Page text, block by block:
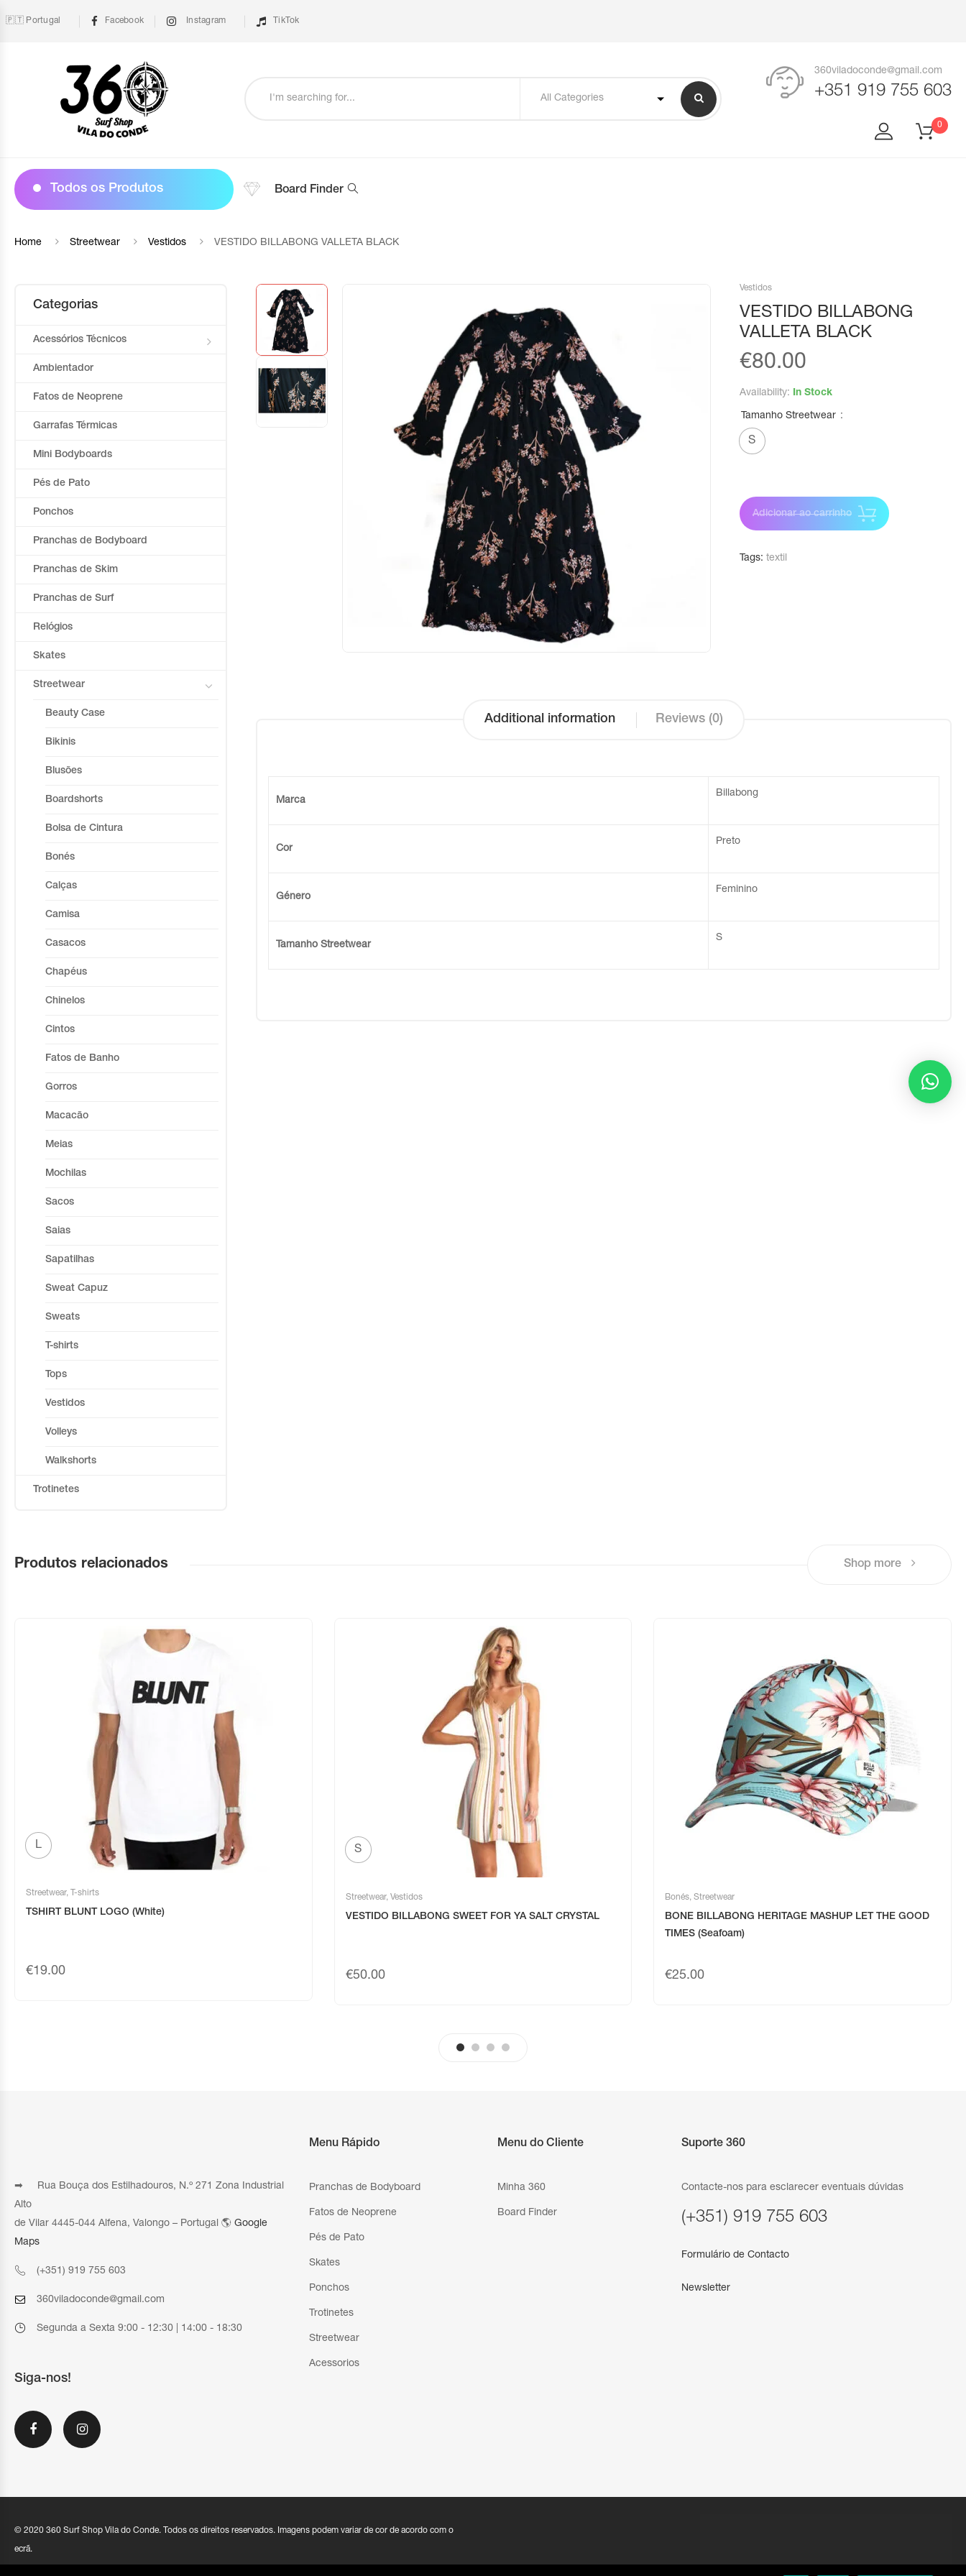
🇵🇹 Portugal Facebook Instagram TikTok
All Categories
360viladoconde@gmail.com
+351 919 755 603
0
Todos os Produtos Board Finder
Home Streetwear Vestidos VESTIDO BILLABONG VALLETA BLACK
Vestidos
VESTIDO BILLABONG
VALLETA BLACK
€80.00
Availability: In Stock
Tamanho Streetwear
S
Adicionar ao carrinho
Tags: textil
Additional information Reviews (0)
Marca
Billabong
Cor
Preto
Género
Feminino
Tamanho Streetwear
S
Categorias
Acessórios Técnicos
Ambientador
Fatos de Neoprene
Garrafas Térmicas
Mini Bodyboards
Pés de Pato
Ponchos
Pranchas de Bodyboard
Pranchas de Skim
Pranchas de Surf
Relógios
Skates
Streetwear
Beauty Case
Bikinis
Blusões
Boardshorts
Bolsa de Cintura
Bonés
Calças
Camisa
Casacos
Chapéus
Chinelos
Cintos
Fatos de Banho
Gorros
Macacão
Meias
Mochilas
Sacos
Saias
Sapatilhas
Sweat Capuz
Sweats
T-shirts
Tops
Vestidos
Volleys
Walkshorts
Trotinetes
Produtos relacionados Shop more
L
Streetwear, T-shirts
TSHIRT BLUNT LOGO (White)
€19.00
S
Streetwear, Vestidos
VESTIDO BILLABONG SWEET FOR YA SALT CRYSTAL
€50.00
Bonés,Streetwear
BONE BILLABONG HERITAGE MASHUP LET THE GOOD
TIMES (Seafoam)
€25.00
➡ Rua Bouça dos Estilhadouros, N.º 271 Zona Industrial
Alto
de Vilar 4445-044 Alfena, Valongo – Portugal 🌎 Google
Maps
(+351) 919 755 603
360viladoconde@gmail.com
Segunda a Sexta 9:00 - 12:30 | 14:00 - 18:30
Siga-nos!
Menu Rápido
Pranchas de Bodyboard
Fatos de Neoprene
Pés de Pato
Skates
Ponchos
Trotinetes
Streetwear
Acessorios
Menu do Cliente
Minha 360
Board Finder
Suporte 360
Contacte-nos para esclarecer eventuais dúvidas
(+351) 919 755 603
Formulário de Contacto
Newsletter
© 2020 360 Surf Shop Vila do Conde. Todos os direitos reservados. Imagens podem variar de cor de acordo com o
ecrã.